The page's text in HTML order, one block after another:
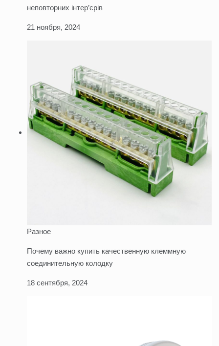
неповторних інтер’єрів
21 ноября, 2024
Разное
Почему важно купить качественную клеммную
соединительную колодку
18 сентября, 2024